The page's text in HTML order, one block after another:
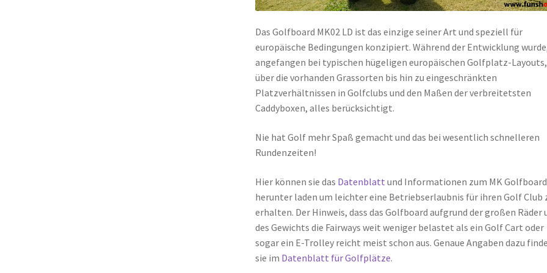
Das Golfboard MK02 LD ist das einzige seiner Art und speziell für
europäische Bedingungen konzipiert. Während der Entwicklung
angefangen bei typischen hügeligen europäischen Golfplatz-Layouts,
über die vorhanden Grassorten bis hin zu eingeschränkten
Platzverhältnissen in Golfclubs und den Maßen der verbreitetsten
Caddyboxen, alles berücksichtigt.
Nie hat Golf mehr Spaß gemacht und das bei wesentlich schnelleren
Rundenzeiten!
Hier können sie das Datenblatt und Informationen zum MK Golfboard
herunter laden um leichter eine Betriebserlaubnis für ihren Golf Club
erhalten. Der Hinweis, dass das Golfboard aufgrund der großen Räder
des Gewichts die Fairways weit weniger belastet als ein Golf Cart oder
sogar ein E-Trolley reicht meist schon aus. Genaue Angaben dazu
sie im Datenblatt für Golfplätze.